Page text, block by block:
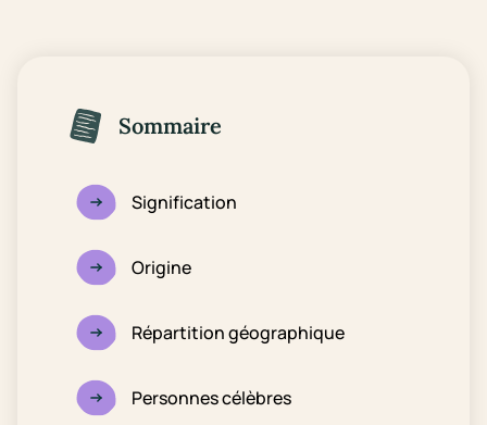
Sommaire
Signification
Origine
Répartition géographique
Personnes célèbres